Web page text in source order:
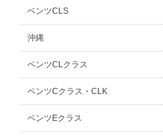
ベンツCLS
沖縄
ベンツCLクラス
ベンツCクラス・CLK
ベンツEクラス